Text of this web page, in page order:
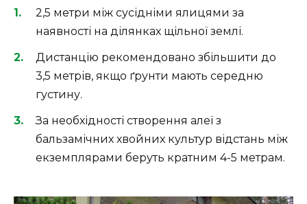
2,5 метри між сусідніми ялицями за
наявності на ділянках щільної землі.
Дистанцію рекомендовано збільшити до
3,5 метрів, якщо ґрунти мають середню
густину.
За необхідності створення алеї з
бальзамічних хвойних культур відстань між
екземплярами беруть кратним 4-5 метрам.